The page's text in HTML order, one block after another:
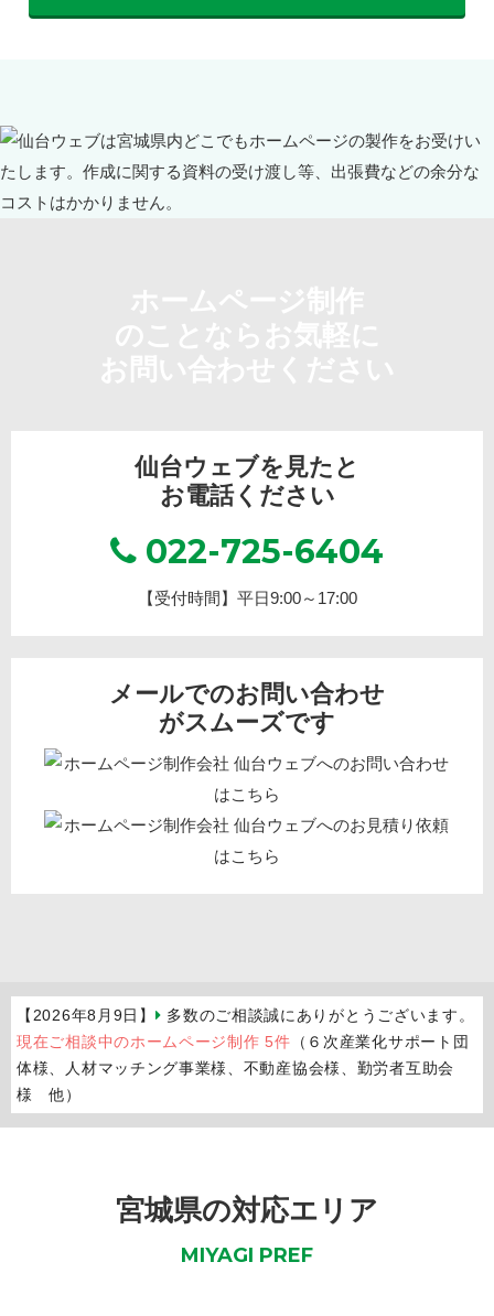
仙台ウェブを見たと
お電話ください
022-725-6404
【受付時間】平日9:00～17:00
メールでのお問い合わせ
がスムーズです
【2026年8月9日】
多数のご相談誠にありがとうございます。
現在ご相談中のホームページ制作 5件 （６次産業化サポート団
体様、人材マッチング事業様、不動産協会様、勤労者互助会
様 他）
宮城県の対応エリア
MIYAGI PREF